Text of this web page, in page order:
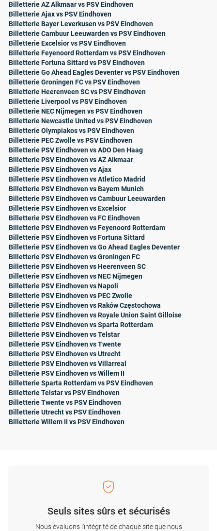
Billetterie AZ Alkmaar vs PSV Eindhoven
Billetterie Ajax vs PSV Eindhoven
Billetterie Bayer Leverkusen vs PSV Eindhoven
Billetterie Cambuur Leeuwarden vs PSV Eindhoven
Billetterie Excelsior vs PSV Eindhoven
Billetterie Feyenoord Rotterdam vs PSV Eindhoven
Billetterie Fortuna Sittard vs PSV Eindhoven
Billetterie Go Ahead Eagles Deventer vs PSV Eindhoven
Billetterie Groningen FC vs PSV Eindhoven
Billetterie Heerenveen SC vs PSV Eindhoven
Billetterie Liverpool vs PSV Eindhoven
Billetterie NEC Nijmegen vs PSV Eindhoven
Billetterie Newcastle United vs PSV Eindhoven
Billetterie Olympiakos vs PSV Eindhoven
Billetterie PEC Zwolle vs PSV Eindhoven
Billetterie PSV Eindhoven vs ADO Den Haag
Billetterie PSV Eindhoven vs AZ Alkmaar
Billetterie PSV Eindhoven vs Ajax
Billetterie PSV Eindhoven vs Atletico Madrid
Billetterie PSV Eindhoven vs Bayern Munich
Billetterie PSV Eindhoven vs Cambuur Leeuwarden
Billetterie PSV Eindhoven vs Excelsior
Billetterie PSV Eindhoven vs FC Eindhoven
Billetterie PSV Eindhoven vs Feyenoord Rotterdam
Billetterie PSV Eindhoven vs Fortuna Sittard
Billetterie PSV Eindhoven vs Go Ahead Eagles Deventer
Billetterie PSV Eindhoven vs Groningen FC
Billetterie PSV Eindhoven vs Heerenveen SC
Billetterie PSV Eindhoven vs NEC Nijmegen
Billetterie PSV Eindhoven vs Napoli
Billetterie PSV Eindhoven vs PEC Zwolle
Billetterie PSV Eindhoven vs Raków Częstochowa
Billetterie PSV Eindhoven vs Royale Union Saint Gilloise
Billetterie PSV Eindhoven vs Sparta Rotterdam
Billetterie PSV Eindhoven vs Telstar
Billetterie PSV Eindhoven vs Twente
Billetterie PSV Eindhoven vs Utrecht
Billetterie PSV Eindhoven vs Villarreal
Billetterie PSV Eindhoven vs Willem II
Billetterie Sparta Rotterdam vs PSV Eindhoven
Billetterie Telstar vs PSV Eindhoven
Billetterie Twente vs PSV Eindhoven
Billetterie Utrecht vs PSV Eindhoven
Billetterie Willem II vs PSV Eindhoven
Seuls sites sûrs et sécurisés
Nous évaluons l'intégrité de chaque site que nous